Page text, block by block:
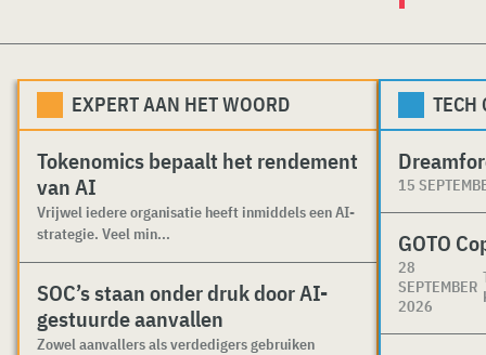
EXPERT AAN HET WOORD
Tokenomics bepaalt het rendement
van AI
Vrijwel iedere organisatie heeft inmiddels een AI-
strategie. Veel min...
SOC’s staan onder druk door AI-
gestuurde aanvallen
Zowel aanvallers als verdedigers gebruiken
TECH
15
GOTO
28
SEPTEMBER
2026